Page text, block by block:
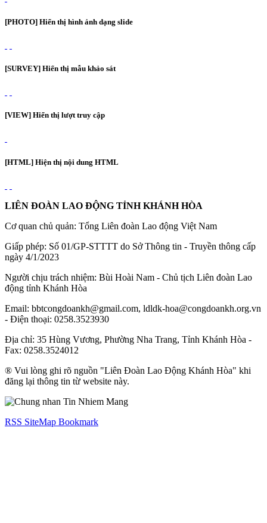
[PHOTO] Hiển thị hình ảnh dạng slide
[SURVEY] Hiển thị mẫu khảo sát
[VIEW] Hiển thị lượt truy cập
[HTML] Hiện thị nội dung HTML
LIÊN ĐOÀN LAO ĐỘNG TỈNH KHÁNH HÒA
Cơ quan chủ quản: Tổng Liên đoàn Lao động Việt Nam
Giấp phép: Số 01/GP-STTTT do Sở Thông tin - Truyền thông cấp
ngày 4/1/2023
Người chịu trách nhiệm: Bùi Hoài Nam - Chủ tịch Liên đoàn Lao
động tỉnh Khánh Hòa
Email: bbtcongdoankh@gmail.com, ldldk-hoa@congdoankh.org.vn
- Điện thoại: 0258.3523930
Địa chỉ: 35 Hùng Vương, Phường Nha Trang, Tỉnh Khánh Hòa -
Fax: 0258.3524012
® Vui lòng ghi rõ nguồn "Liên Đoàn Lao Động Khánh Hòa" khi
đăng lại thông tin từ website này.
RSS SiteMap Bookmark